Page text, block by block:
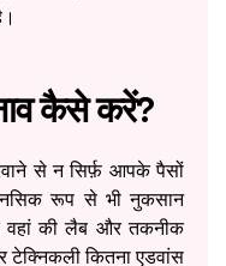
कैसे करें?
से न सिर्फ़ आपके पैसों
रूप से भी नुकसान
वहां की लैब और तकनीक
कितना एडवांस